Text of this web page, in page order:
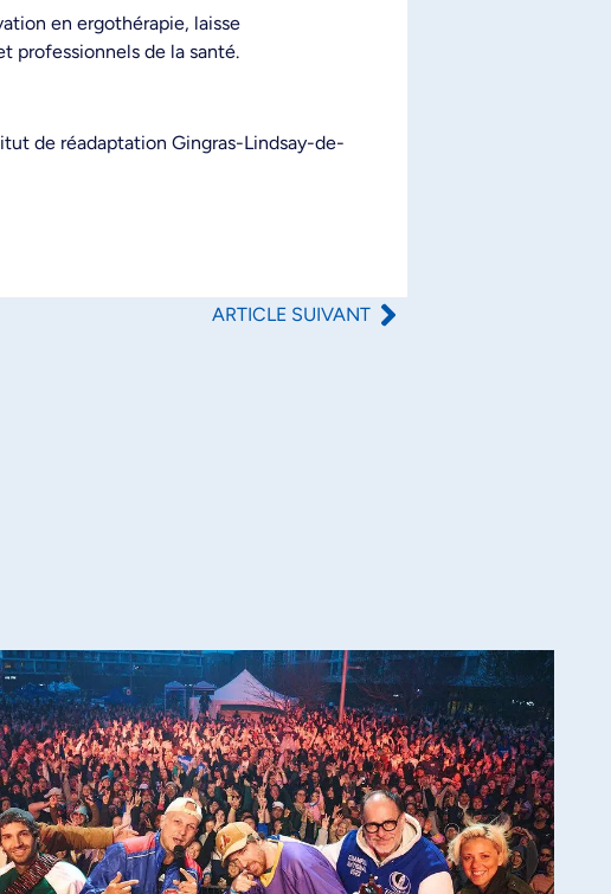
en ergothérapie, laisse
professionnels de la santé.
de réadaptation Gingras-Lindsay-de-
ARTICLE SUIVANT